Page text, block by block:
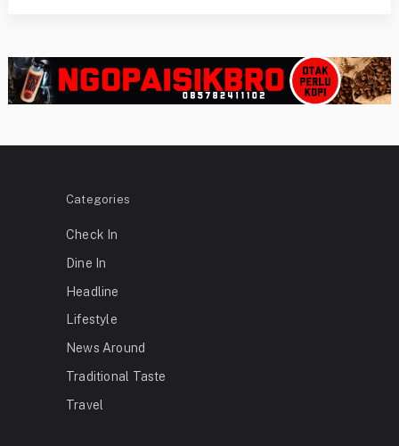
Categories
Check In
Dine In
Headline
Lifestyle
News Around
Traditional Taste
Travel